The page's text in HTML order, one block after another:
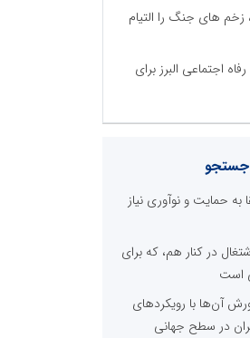
های جنگ را التیام
اجتماعی البرز برای
جستجو
به حمایت و نوآوری نیاز
در کنار هم، که برای
است
آن‌ها با رویکردهای
در سطح جهانی